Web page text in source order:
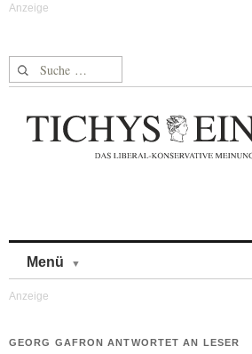
Suche nach:
Menü
GEORG GAFRON ANTWORTET AN LESER